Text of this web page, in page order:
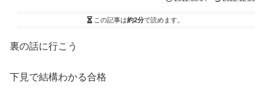
この記事は約2分で読めます。
裏の話に行こう
下見で結構わかる合格